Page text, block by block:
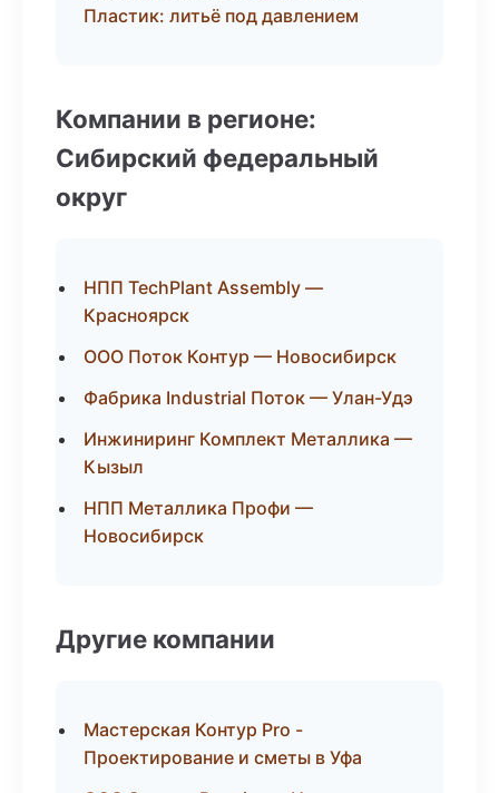
Пластик: литьё под давлением
Компании в регионе:
Сибирский федеральный
округ
НПП TechPlant Assembly —
Красноярск
ООО Поток Контур — Новосибирск
Фабрика Industrial Поток — Улан-Удэ
Инжиниринг Комплект Металлика —
Кызыл
НПП Металлика Профи —
Новосибирск
Другие компании
Мастерская Контур Pro -
Проектирование и сметы в Уфа